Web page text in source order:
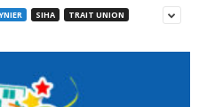
SIHA TRAIT UNION